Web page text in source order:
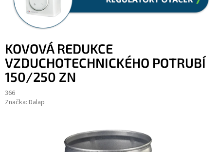
KOVOVÁ REDUKCE
VZDUCHOTECHNICKÉHO POTRUBÍ
150/250 ZN
366
Značka: Dalap